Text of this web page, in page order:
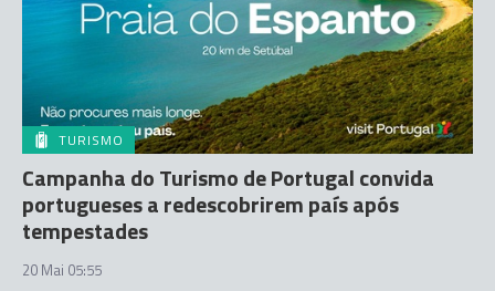
TURISMO
Campanha do Turismo de Portugal convida
portugueses a redescobrirem país após
tempestades
20 Mai 05:55